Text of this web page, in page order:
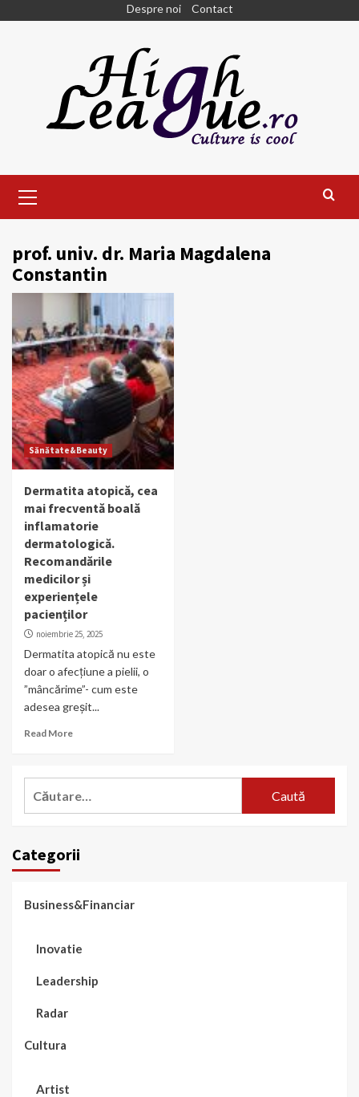
Despre noi Contact
Menu
prof. univ. dr. Maria Magdalena
Constantin
Sănătate&Beauty
Dermatita atopică, cea
mai frecventă boală
inflamatorie
dermatologică.
Recomandările
medicilor și
experiențele
pacienților
noiembrie 25, 2025
Dermatita atopică nu este
doar o afecțiune a pielii, o
”mâncărime”- cum este
adesea greșit...
Read More
Categorii
Business&Financiar
Inovatie
Leadership
Radar
Cultura
Artist